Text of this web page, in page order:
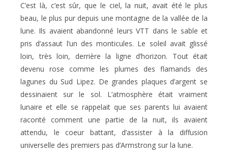
C’est là, c’est sûr, que le ciel, la nuit, avait été le plus
beau, le plus pur depuis une montagne de la vallée de la
lune. Ils avaient abandonné leurs VTT dans le sable et
pris d’assaut l’un des monticules. Le soleil avait glissé
loin, très loin, derrière la ligne d’horizon. Tout était
devenu rose comme les plumes des flamands des
lagunes du Sud Lipez. De grandes plaques d’argent se
dessinaient sur le sol. L’atmosphère était vraiment
lunaire et elle se rappelait que ses parents lui avaient
raconté comment une partie de la nuit, ils avaient
attendu, le coeur battant, d’assister à la diffusion
universelle des premiers pas d’Armstrong sur la lune.